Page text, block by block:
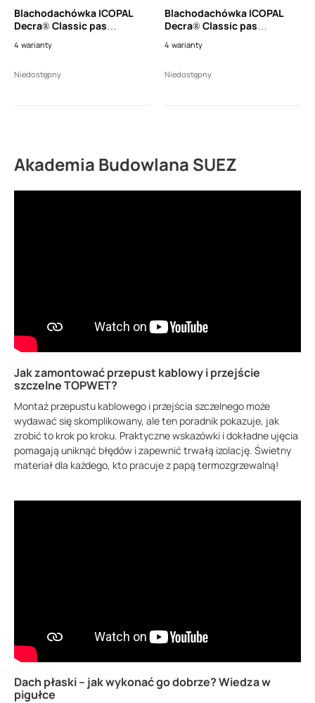
Blachodachówka ICOPAL
Decra® Classic pas
1150mm)
4 warianty
Niedostępny
Blachodachówka ICOPAL
Decra® Classic pas
1150mm)
4 warianty
Niedostępny
Akademia Budowlana SUEZ
Jak zamontować przepust kablowy i przejście
szczelne TOPWET?
Montaż przepustu kablowego i przejścia szczelnego może
wydawać się skomplikowany, ale ten poradnik pokazuje, jak
zrobić to krok po kroku. Praktyczne wskazówki i dokładne ujęcia
pomagają uniknąć błędów i zapewnić trwałą izolację. Świetny
materiał dla każdego, kto pracuje z papą termozgrzewalną!
Dach płaski – jak wykonać go dobrze? Wiedza w
pigułce